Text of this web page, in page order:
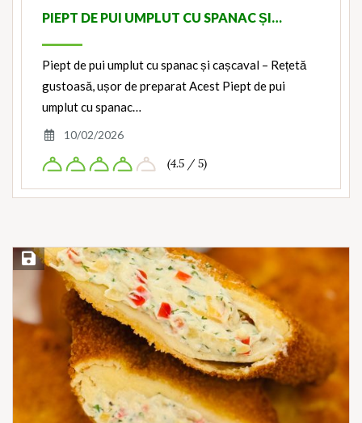
PIEPT DE PUI UMPLUT CU SPANAC ȘI…
Piept de pui umplut cu spanac și cașcaval – Rețetă
gustoasă, ușor de preparat Acest Piept de pui
umplut cu spanac…
10/02/2026
(4.5 / 5)
Save Recipe